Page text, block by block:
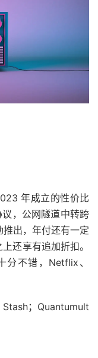
年成立的性价比
，公网隧道中转跨
出，年付还有一定
还享有追加折扣。
分不错，Netflix、
；Quantumult